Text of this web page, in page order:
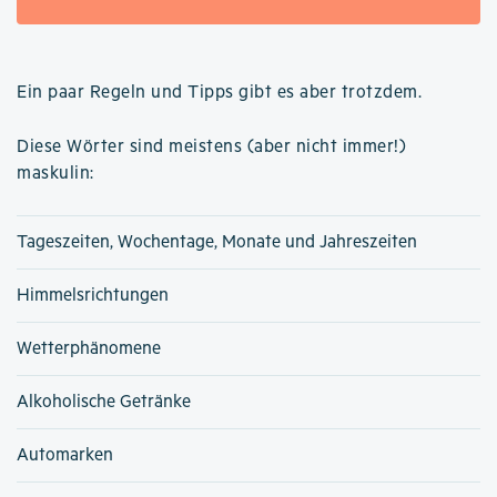
Ein paar Regeln und Tipps gibt es aber trotzdem.
Diese Wörter sind meistens (aber nicht immer!)
maskulin:
Tageszeiten, Wochentage, Monate und Jahreszeiten
Himmelsrichtungen
Wetterphänomene
Alkoholische Getränke
Automarken